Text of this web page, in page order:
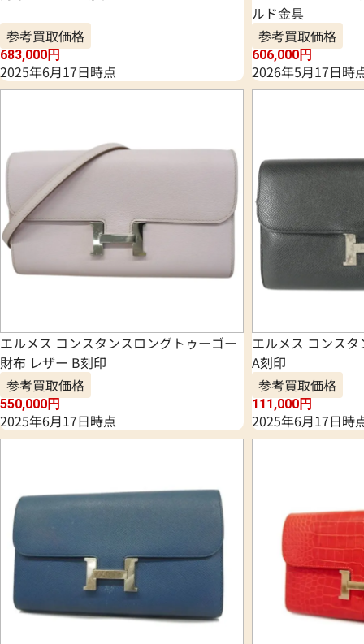
参考買取価格
683,000円
2025年6月17日時点
ルド金具
参考買取価格
606,000円
2026年5月17日時
エルメス コンスタンスロングトゥーゴー
財布 レザー B刻印
参考買取価格
550,000円
2025年6月17日時点
エルメス コンス
A刻印
参考買取価格
111,000円
2025年6月17日時